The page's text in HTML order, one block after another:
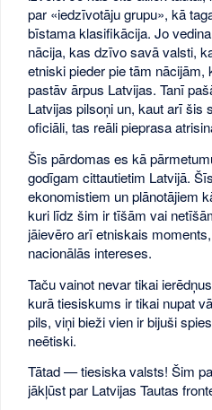
par «iedzīvotāju grupu», kā
bīstama klasifikācija. Jo
nācija, kas dzīvo savā valsti,
etniski pieder pie tām
pastāv ārpus Latvijas. Tanī
Latvijas pilsoņi un, kaut arī šis
oficiāli, tas reāli pieprasa
Šīs pārdomas es kā
godīgam cittautietim Latvijā.
ekonomistiem un plānotājiem
kuri līdz šim ir tīšām vai
jāievēro arī etniskais
nacionālās intereses.
Taču vainot nevar tikai
kurā tiesiskums ir tikai nupat
pils, viņi bieži vien ir bijuši
neētiski.
Tātad — tiesiska valsts! Šim
jākļūst par Latvijas Tautas